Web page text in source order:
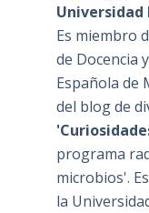
Universidad
Es miembro
de Docencia
Española de
del blog de
programa
microbios'.
la